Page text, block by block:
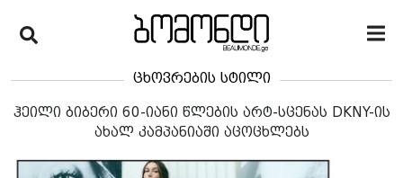
ცხოვრების სტილი
ჰეილი ბიბერი 60-იანი წლების არტ-სცენას DKNY-ის
ახალ კამპანიაში აცოცხლებს